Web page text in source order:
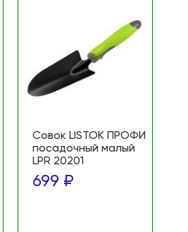
Совок LISTOK ПРОФИ
посадочный малый
LPR 20201
699 ₽